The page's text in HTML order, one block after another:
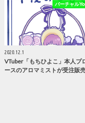
バーチャル
2020.12.1
VTuber「もちひよこ」本人プ
ースのアロマミストが受注販